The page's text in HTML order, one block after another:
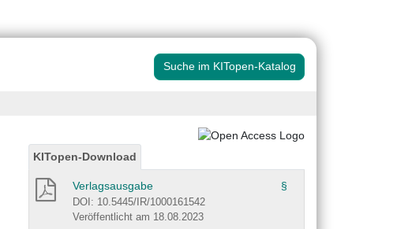
Suche im KITopen-Katalog
KITopen-Download
Verlagsausgabe §
DOI: 10.5445/IR/1000161542
Veröffentlicht am 18.08.2023